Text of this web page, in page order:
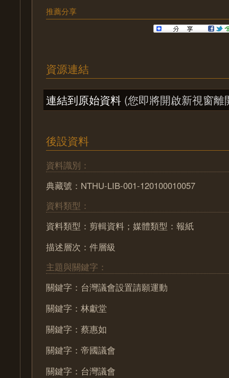
推薦分享
資源連結
連結到原始資料 (您即將開啟新視窗離
後設資料
資料識別：
典藏號：NTHU-LIB-001-120100010057
資料類型：
資料類型：剪輯資料；媒體類型：報紙
描述層次：件層級
主題與關鍵字：
關鍵字：台灣議會設置請願運動
關鍵字：林獻堂
關鍵字：蔡惠如
關鍵字：帝國議會
關鍵字：台灣議會